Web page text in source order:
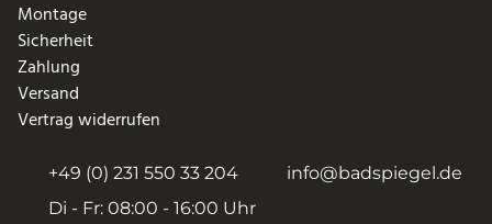
Montage
Sicherheit
Zahlung
Versand
Vertrag widerrufen
+49 (0) 231 550 33 204
info@badspiegel.de
Di - Fr: 08:00 - 16:00 Uhr